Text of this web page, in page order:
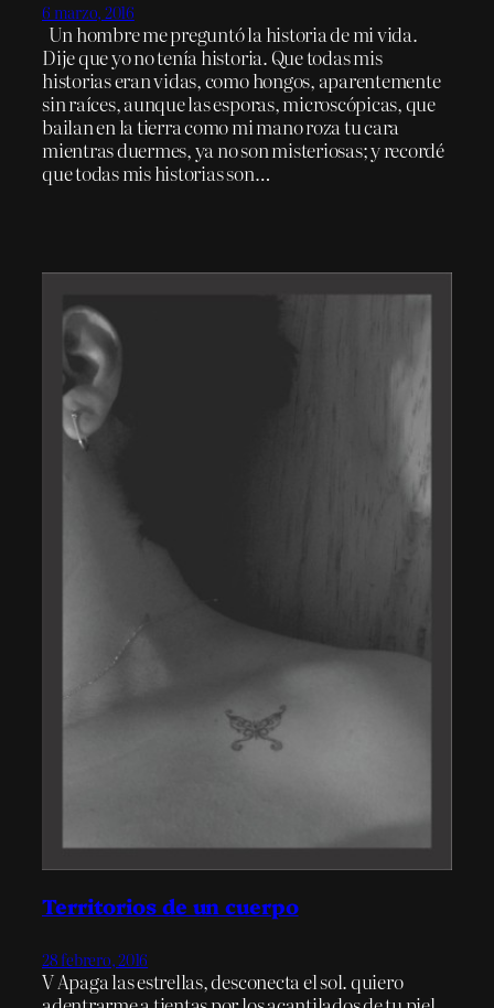
6 marzo, 2016
Un hombre me preguntó la historia de mi vida.
Dije que yo no tenía historia. Que todas mis
historias eran vidas, como hongos, aparentemente
sin raíces, aunque las esporas, microscópicas, que
bailan en la tierra como mi mano roza tu cara
mientras duermes, ya no son misteriosas; y recordé
que todas mis historias son…
Territorios de un cuerpo
28 febrero, 2016
V Apaga las estrellas, desconecta el sol. quiero